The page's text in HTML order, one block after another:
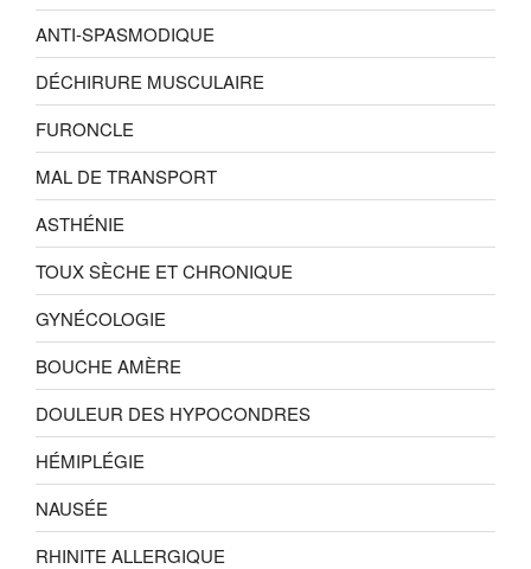
ANTI-SPASMODIQUE
DÉCHIRURE MUSCULAIRE
FURONCLE
MAL DE TRANSPORT
ASTHÉNIE
TOUX SÈCHE ET CHRONIQUE
GYNÉCOLOGIE
BOUCHE AMÈRE
DOULEUR DES HYPOCONDRES
HÉMIPLÉGIE
NAUSÉE
RHINITE ALLERGIQUE